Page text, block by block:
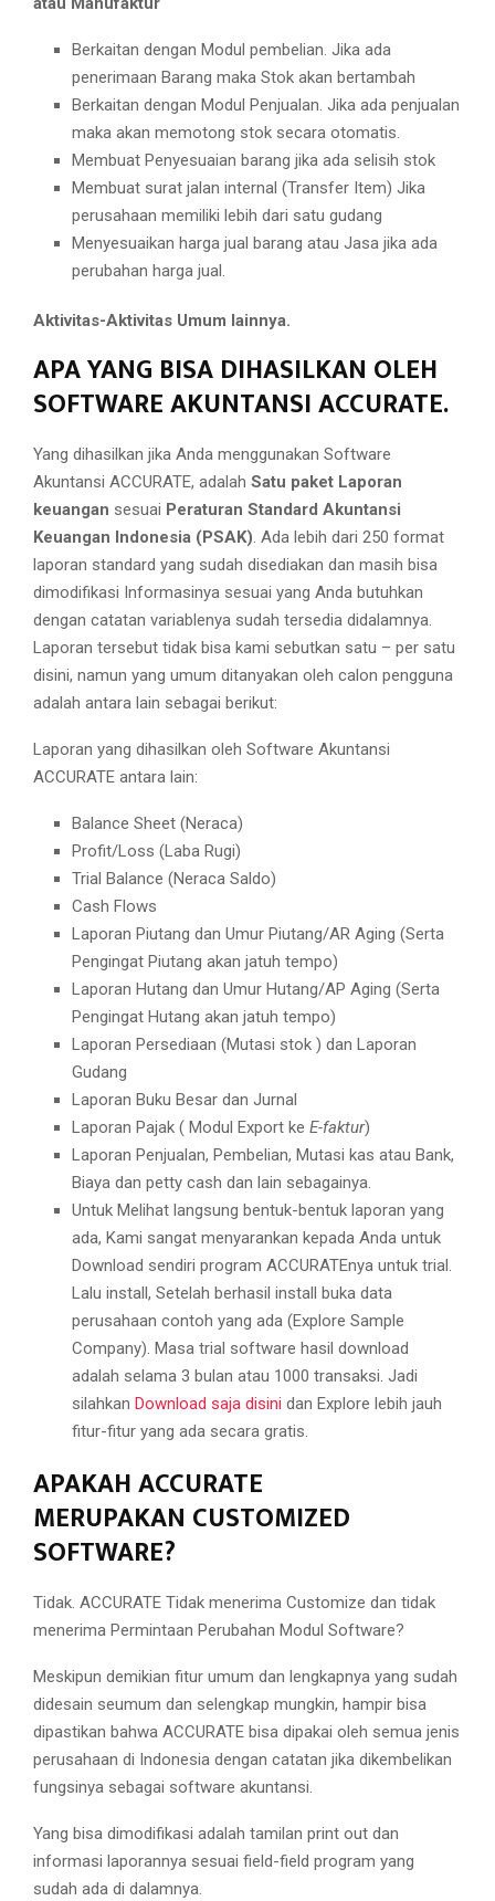
Berkaitan dengan Modul pembelian. Jika ada
penerimaan Barang maka Stok akan bertambah
Berkaitan dengan Modul Penjualan. Jika ada penjualan
maka akan memotong stok secara otomatis.
Membuat Penyesuaian barang jika ada selisih stok
Membuat surat jalan internal (Transfer Item) Jika
perusahaan memiliki lebih dari satu gudang
Menyesuaikan harga jual barang atau Jasa jika ada
perubahan harga jual.
Aktivitas-Aktivitas Umum lainnya.
APA YANG BISA DIHASILKAN OLEH
SOFTWARE AKUNTANSI ACCURATE.
Yang dihasilkan jika Anda menggunakan Software
Akuntansi ACCURATE, adalah Satu paket Laporan
keuangan sesuai Peraturan Standard Akuntansi
Keuangan Indonesia (PSAK). Ada lebih dari 250 format
laporan standard yang sudah disediakan dan masih bisa
dimodifikasi Informasinya sesuai yang Anda butuhkan
dengan catatan variablenya sudah tersedia didalamnya.
Laporan tersebut tidak bisa kami sebutkan satu – per satu
disini, namun yang umum ditanyakan oleh calon pengguna
adalah antara lain sebagai berikut:
Laporan yang dihasilkan oleh Software Akuntansi
ACCURATE antara lain:
Balance Sheet (Neraca)
Profit/Loss (Laba Rugi)
Trial Balance (Neraca Saldo)
Cash Flows
Laporan Piutang dan Umur Piutang/AR Aging (Serta
Pengingat Piutang akan jatuh tempo)
Laporan Hutang dan Umur Hutang/AP Aging (Serta
Pengingat Hutang akan jatuh tempo)
Laporan Persediaan (Mutasi stok ) dan Laporan
Gudang
Laporan Buku Besar dan Jurnal
Laporan Pajak ( Modul Export ke E-faktur)
Laporan Penjualan, Pembelian, Mutasi kas atau Bank,
Biaya dan petty cash dan lain sebagainya.
Untuk Melihat langsung bentuk-bentuk laporan yang
ada, Kami sangat menyarankan kepada Anda untuk
Download sendiri program ACCURATEnya untuk trial.
Lalu install, Setelah berhasil install buka data
perusahaan contoh yang ada (Explore Sample
Company). Masa trial software hasil download
adalah selama 3 bulan atau 1000 transaksi. Jadi
silahkan Download saja disini dan Explore lebih jauh
fitur-fitur yang ada secara gratis.
APAKAH ACCURATE
MERUPAKAN CUSTOMIZED
SOFTWARE?
Tidak. ACCURATE Tidak menerima Customize dan tidak
menerima Permintaan Perubahan Modul Software?
Meskipun demikian fitur umum dan lengkapnya yang sudah
didesain seumum dan selengkap mungkin, hampir bisa
dipastikan bahwa ACCURATE bisa dipakai oleh semua jenis
perusahaan di Indonesia dengan catatan jika dikembelikan
fungsinya sebagai software akuntansi.
Yang bisa dimodifikasi adalah tamilan print out dan
informasi laporannya sesuai field-field program yang
sudah ada di dalamnya.